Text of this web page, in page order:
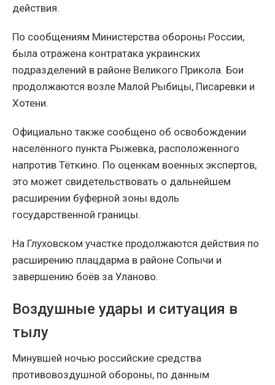
действия.
По сообщениям Министерства обороны России,
была отражена контратака украинских
подразделений в районе Великого Прикола. Бои
продолжаются возле Малой Рыбицы, Писаревки и
Хотени.
Официально также сообщено об освобождении
населённого пункта Рыжевка, расположенного
напротив Тёткино. По оценкам военных экспертов,
это может свидетельствовать о дальнейшем
расширении буферной зоны вдоль
государственной границы.
На Глуховском участке продолжаются действия по
расширению плацдарма в районе Сопычи и
завершению боёв за Уланово.
Воздушные удары и ситуация в
тылу
Минувшей ночью российские средства
противовоздушной обороны, по данным